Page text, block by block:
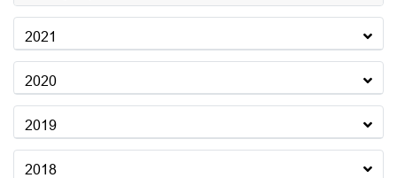
2021
2020
2019
2018